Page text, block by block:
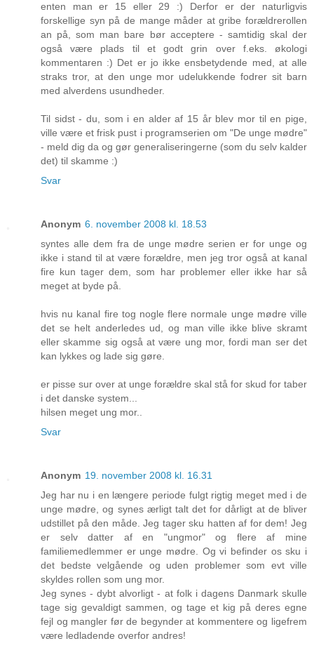
enten man er 15 eller 29 :) Derfor er der naturligvis
forskellige syn på de mange måder at gribe forældrerollen
an på, som man bare bør acceptere - samtidig skal der
også være plads til et godt grin over f.eks. økologi
kommentaren :) Det er jo ikke ensbetydende med, at alle
straks tror, at den unge mor udelukkende fodrer sit barn
med alverdens usundheder.
Til sidst - du, som i en alder af 15 år blev mor til en pige,
ville være et frisk pust i programserien om "De unge mødre"
- meld dig da og gør generaliseringerne (som du selv kalder
det) til skamme :)
Svar
Anonym 6. november 2008 kl. 18.53
syntes alle dem fra de unge mødre serien er for unge og
ikke i stand til at være forældre, men jeg tror også at kanal
fire kun tager dem, som har problemer eller ikke har så
meget at byde på.
hvis nu kanal fire tog nogle flere normale unge mødre ville
det se helt anderledes ud, og man ville ikke blive skramt
eller skamme sig også at være ung mor, fordi man ser det
kan lykkes og lade sig gøre.
er pisse sur over at unge forældre skal stå for skud for taber
i det danske system...
hilsen meget ung mor..
Svar
Anonym 19. november 2008 kl. 16.31
Jeg har nu i en længere periode fulgt rigtig meget med i de
unge mødre, og synes ærligt talt det for dårligt at de bliver
udstillet på den måde. Jeg tager sku hatten af for dem! Jeg
er selv datter af en "ungmor" og flere af mine
familiemedlemmer er unge mødre. Og vi befinder os sku i
det bedste velgående og uden problemer som evt ville
skyldes rollen som ung mor.
Jeg synes - dybt alvorligt - at folk i dagens Danmark skulle
tage sig gevaldigt sammen, og tage et kig på deres egne
fejl og mangler før de begynder at kommentere og ligefrem
være ledladende overfor andres!